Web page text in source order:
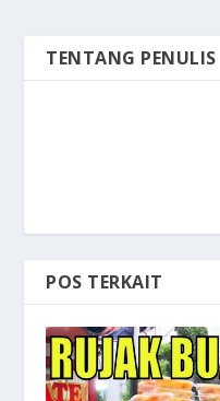
TENTANG PENULIS
POS TERKAIT